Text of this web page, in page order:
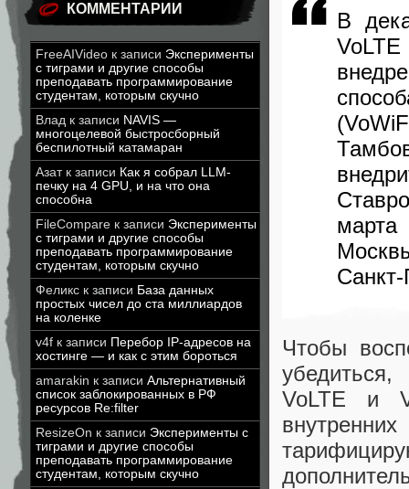
КОММЕНТАРИИ
FreeAIVideo к записи Эксперименты
с тиграми и другие способы
преподавать программирование
студентам, которым скучно
Влад к записи NAVIS —
многоцелевой быстросборный
беспилотный катамаран
Азатк записи Как я собрал LLM-
печку на 4 GPU, и на что она
способна
FileCompare к записи Эксперименты
с тиграми и другие способы
преподавать программирование
студентам, которым скучно
Феликс к записи База данных
простых чисел до ста миллиардов
на коленке
v4f к записи Перебор IP-адресов на
хостинге — и как с этим бороться
amarakin к записи Альтернативный
список заблокированных в РФ
ресурсов Re:filter
ResizeOn к записи Эксперименты с
тиграми и другие способы
преподавать программирование
студентам, которым скучно
В
Санкт-
Чтобы
VoLTE и